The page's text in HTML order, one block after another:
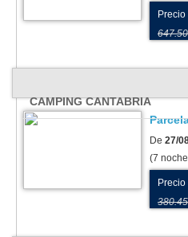
CAMPING CANTABRIA
De 27/
(7